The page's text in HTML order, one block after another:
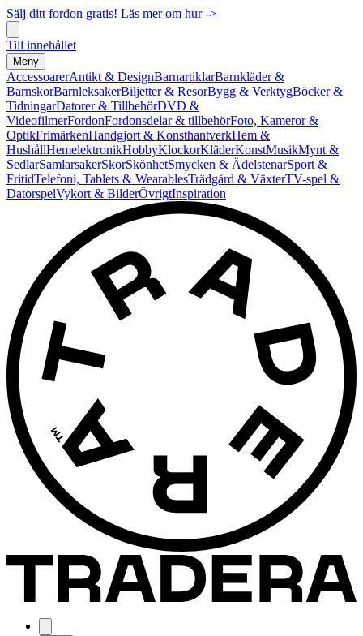
Sälj ditt fordon gratis! Läs mer om hur ->
Till innehållet
Meny
AccessoarerAntikt & DesignBarnartiklarBarnkläder &
BarnskorBarnleksakerBiljetter & ResorBygg & VerktygBöcker &
TidningarDatorer & TillbehörDVD &
VideofilmerFordonFordonsdelar & tillbehörFoto, Kameror &
OptikFrimärkenHandgjort & KonsthantverkHem &
HushållHemelektronikHobbyKlockorKläderKonstMusikMynt &
SedlarSamlarsakerSkorSkönhetSmycken & ÄdelstenarSport &
FritidTelefoni, Tablets & WearablesTrädgård & VäxterTV-spel &
DatorspelVykort & BilderÖvrigtInspiration